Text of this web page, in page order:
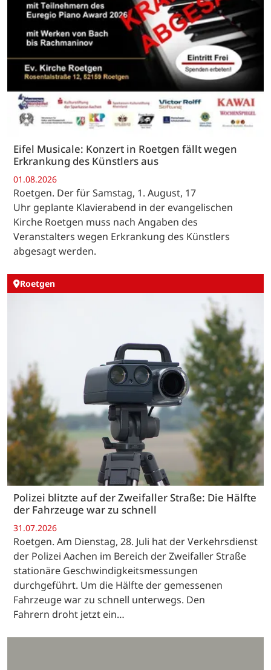
Eifel Musicale: Konzert in Roetgen fällt wegen
Erkrankung des Künstlers aus
01.08.2026
Roetgen. Der für Samstag, 1. August, 17
Uhr geplante Klavierabend in der evangelischen
Kirche Roetgen muss nach Angaben des
Veranstalters wegen Erkrankung des Künstlers
abgesagt werden.
Roetgen
Polizei blitzte auf der Zweifaller Straße: Die Hälfte
der Fahrzeuge war zu schnell
31.07.2026
Roetgen. Am Dienstag, 28. Juli hat der Verkehrsdienst
der Polizei Aachen im Bereich der Zweifaller Straße
stationäre Geschwindigkeitsmessungen
durchgeführt. Um die Hälfte der gemessenen
Fahrzeuge war zu schnell unterwegs. Den
Fahrern droht jetzt ein…